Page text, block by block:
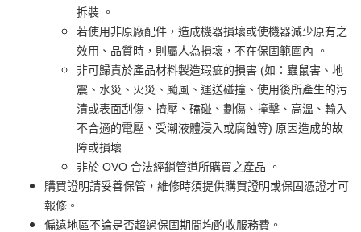
拆裝 。
若使用非原廠配件，造成機器損壞或使機器減少原有之
效用、品質時，則屬人為損壞，不在保固範圍內 。
非可歸責於產品材料製造瑕疵的損害 (如：蟲鼠害、地
震、水災、火災、颱風、運送碰撞、使用後所產生的污
漬或表面刮傷、擠壓、磕碰、劃傷、撞擊、高溫、輸入
不合適的電壓、受潮液體浸入或腐蝕等) 原因造成的故
障或損壞
非於 OVO 合法經銷管道所購買之產品 。
購買證明請妥善保管，維修時須提供購買證明或保固憑證才可
報修。
偏遠地區不論是否超過保固期間均酌收服務費。